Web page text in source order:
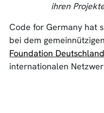
ihren
Code for Germany hat
bei dem
Foundation Deutschland
internationalen